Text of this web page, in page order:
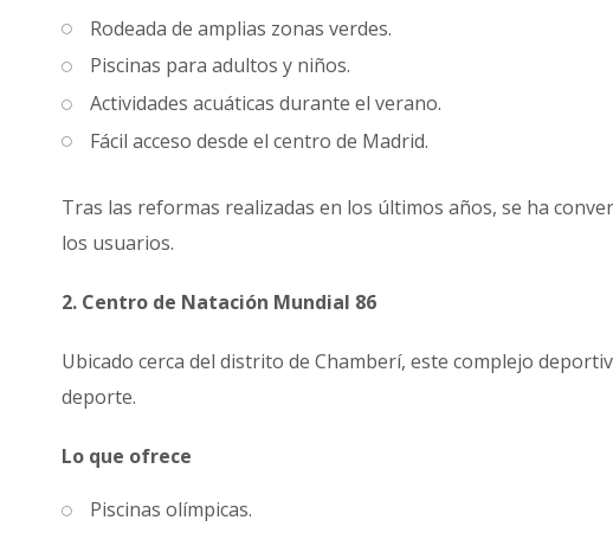
Rodeada de amplias zonas verdes.
Piscinas para adultos y niños.
Actividades acuáticas durante el verano.
Fácil acceso desde el centro de Madrid.
Tras las reformas realizadas en los últimos años, se ha
los usuarios.
2. Centro de Natación Mundial 86
Ubicado cerca del distrito de Chamberí, este complejo
deporte.
Lo que ofrece
Piscinas olímpicas.